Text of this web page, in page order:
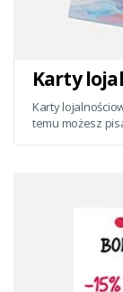
Karty
Karty
temu możesz pisać po nich, stawiać swoje pieczątki lub wklejać